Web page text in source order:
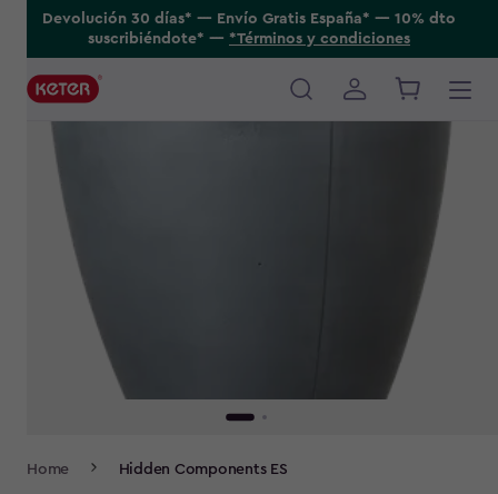
Devolución 30 días* ---- Envío Gratis España* ---- 10% dto
suscribiéndote* ---- *Términos y condiciones
Main
Home Hidden Components ES